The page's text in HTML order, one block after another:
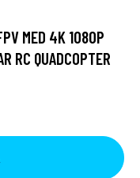
MED 4K 1080P
RC QUADCOPTER